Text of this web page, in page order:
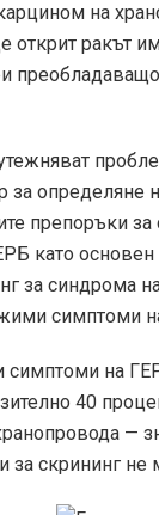
на
открит ракът
за определяне
препоръки за
като
за синдрома
симптоми
симптоми на
40
—
за скрининг не